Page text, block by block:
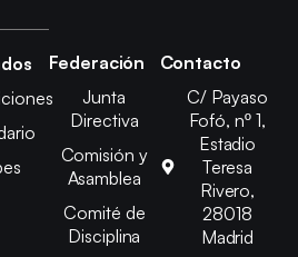
Federación
Junta
Directiva
Comisión y
Asamblea
Comité de
Disciplina
Contacto
C/ Payaso
Fofó, nº 1,
Estadio
Teresa
Rivero,
28018
Madrid